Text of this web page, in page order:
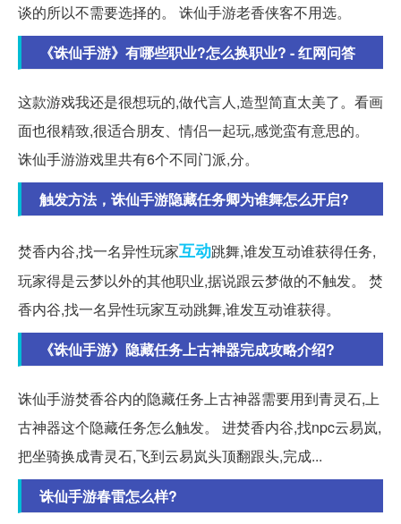
谈的所以不需要选择的。 诛仙手游老香侠客不用选。
《诛仙手游》有哪些职业?怎么换职业? - 红网问答
这款游戏我还是很想玩的,做代言人,造型简直太美了。看画
面也很精致,很适合朋友、情侣一起玩,感觉蛮有意思的。
诛仙手游游戏里共有6个不同门派,分。
触发方法，诛仙手游隐藏任务卿为谁舞怎么开启?
焚香内谷,找一名异性玩家互动跳舞,谁发互动谁获得任务,
玩家得是云梦以外的其他职业,据说跟云梦做的不触发。 焚
香内谷,找一名异性玩家互动跳舞,谁发互动谁获得。
《诛仙手游》隐藏任务上古神器完成攻略介绍?
诛仙手游焚香谷内的隐藏任务上古神器需要用到青灵石,上
古神器这个隐藏任务怎么触发。 进焚香内谷,找npc云易岚,
把坐骑换成青灵石,飞到云易岚头顶翻跟头,完成...
诛仙手游春雷怎么样?